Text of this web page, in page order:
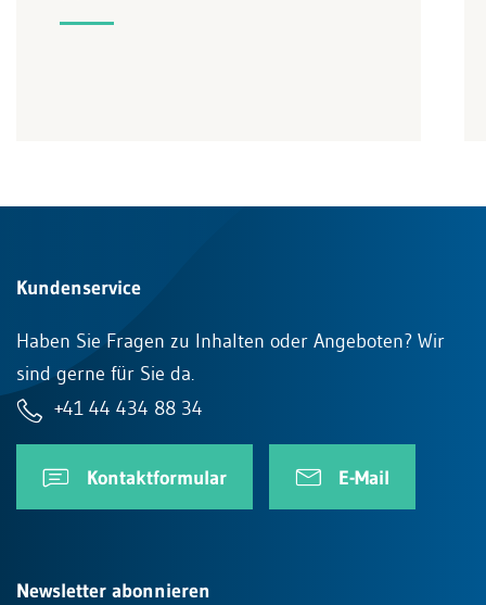
Kundenservice
Haben Sie Fragen zu Inhalten oder Angeboten? Wir
sind gerne für Sie da.
+41 44 434 88 34
Kontaktformular E-Mail
Newsletter abonnieren